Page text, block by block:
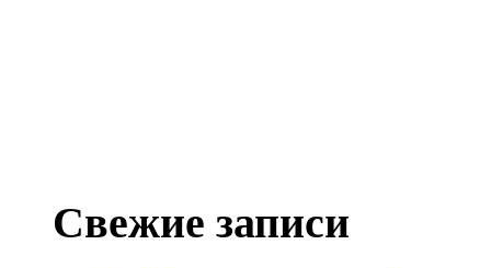
Свежие записи